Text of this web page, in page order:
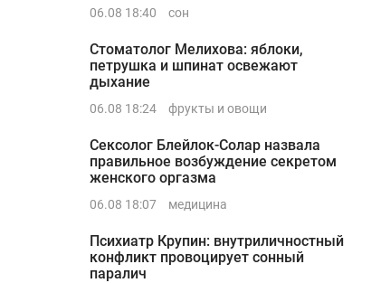
06.08 18:40 сон
Стоматолог Мелихова: яблоки,
петрушка и шпинат освежают
дыхание
06.08 18:24 фрукты и овощи
Сексолог Блейлок-Солар назвала
правильное возбуждение секретом
женского оргазма
06.08 18:07 медицина
Психиатр Крупин: внутриличностный
конфликт провоцирует сонный
паралич